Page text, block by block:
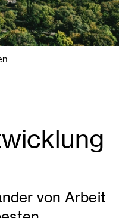
von Arbeit